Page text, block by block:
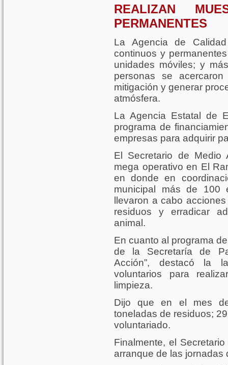
REALIZAN
PERMANENTES
La Agencia de
continuos y
unidades móviles; y
personas se
mitigación y generar
atmósfera.
La Agencia Estatal de
programa de
empresas para adquirir
El Secretario de Medio
mega operativo en El
en donde en
municipal más de 100
llevaron a cabo
residuos y erradicar
animal.
En cuanto al programa
de la Secretaría de
Acción”, destacó la
voluntarios para
limpieza.
Dijo que en el mes
toneladas de residuos;
voluntariado.
Finalmente, el
arranque de las jornadas